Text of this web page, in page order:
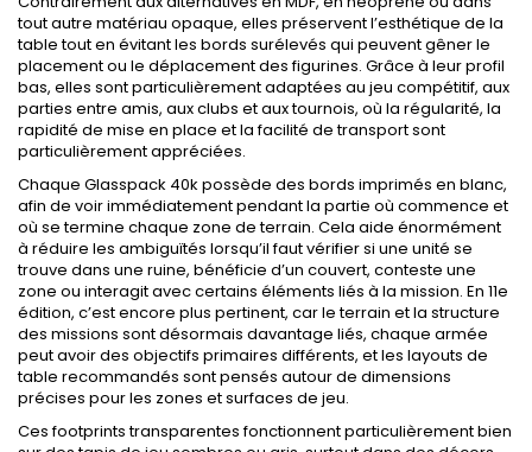
tout autre matériau opaque, elles préservent l’esthétique de la
table tout en évitant les bords surélevés qui peuvent gêner le
placement ou le déplacement des figurines. Grâce à leur profil
bas, elles sont particulièrement adaptées au jeu compétitif, aux
parties entre amis, aux clubs et aux tournois, où la régularité, la
rapidité de mise en place et la facilité de transport sont
particulièrement appréciées.
Chaque Glasspack 40k possède des bords imprimés en blanc,
afin de voir immédiatement pendant la partie où commence et
où se termine chaque zone de terrain. Cela aide énormément
à réduire les ambiguïtés lorsqu’il faut vérifier si une unité se
trouve dans une ruine, bénéficie d’un couvert, conteste une
zone ou interagit avec certains éléments liés à la mission. En 11e
édition, c’est encore plus pertinent, car le terrain et la structure
des missions sont désormais davantage liés, chaque armée
peut avoir des objectifs primaires différents, et les layouts de
table recommandés sont pensés autour de dimensions
précises pour les zones et surfaces de jeu.
Ces footprints transparentes fonctionnent particulièrement bien